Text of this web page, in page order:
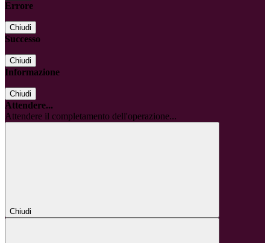
Errore
Chiudi
Successo
Chiudi
Informazione
Chiudi
Attendere...
Attendere il completamento dell'operazione...
Chiudi